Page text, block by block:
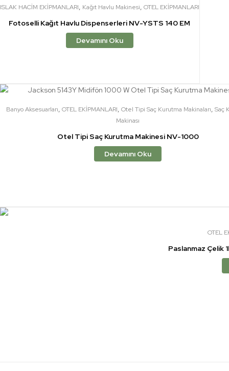
ISLAK HACİM EKİPMANLARI, Kağıt Havlu Makinesi, OTEL EKİPMANLARI
Fotoselli Kağıt Havlu Dispenserleri NV-YSTS 140 EM
Devamını Oku
Banyo Aksesuarları, OTEL EKİPMANLARI, Otel Tipi Saç Kurutma Makinaları, Saç
Makinası
Otel Tipi Saç Kurutma Makinesi NV-1000
Devamını Oku
OTEL
Paslanmaz Çelik